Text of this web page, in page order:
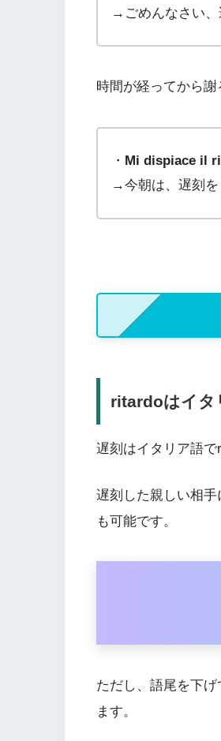
→ごめんなさい、
時間が経ってから
・ Mi dispiace il
→今朝は、遅刻を
ritardoはイタ
遅刻はイタリア語で
遅刻した親しい相
も可能です。
ただし、語尾を下
ます。